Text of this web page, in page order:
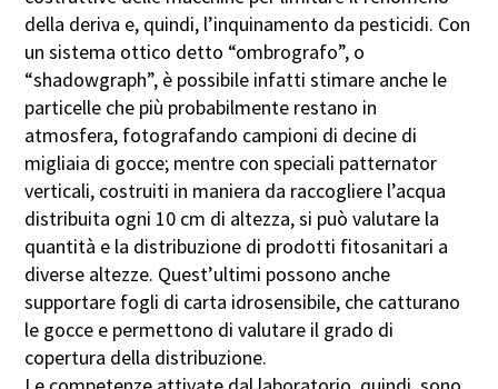
della deriva e, quindi, l’inquinamento da pesticidi. Con
un sistema ottico detto “ombrografo”, o
“shadowgraph”, è possibile infatti stimare anche le
particelle che più probabilmente restano in
atmosfera, fotografando campioni di decine di
migliaia di gocce; mentre con speciali patternator
verticali, costruiti in maniera da raccogliere l’acqua
distribuita ogni 10 cm di altezza, si può valutare la
quantità e la distribuzione di prodotti fitosanitari a
diverse altezze. Quest’ultimi possono anche
supportare fogli di carta idrosensibile, che catturano
le gocce e permettono di valutare il grado di
copertura della distribuzione.